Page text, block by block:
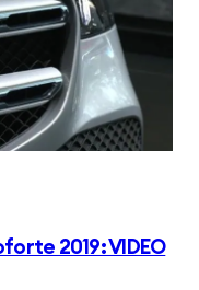
2019: VIDEO